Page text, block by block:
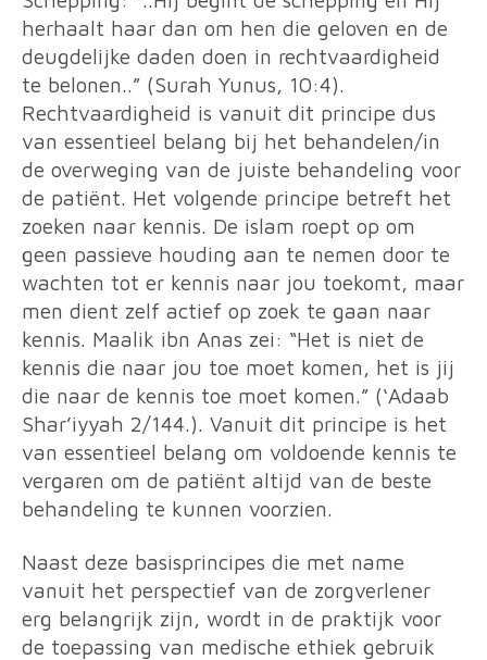
herhaalt haar dan om hen die geloven en de
deugdelijke daden doen in rechtvaardigheid
te belonen..” (Surah Yunus, 10:4).
Rechtvaardigheid is vanuit dit principe dus
van essentieel belang bij het behandelen/in
de overweging van de juiste behandeling voor
de patiënt. Het volgende principe betreft het
zoeken naar kennis. De islam roept op om
geen passieve houding aan te nemen door te
wachten tot er kennis naar jou toekomt, maar
men dient zelf actief op zoek te gaan naar
kennis. Maalik ibn Anas zei: “Het is niet de
kennis die naar jou toe moet komen, het is jij
die naar de kennis toe moet komen.” (‘Adaab
Shar’iyyah 2/144.). Vanuit dit principe is het
van essentieel belang om voldoende kennis te
vergaren om de patiënt altijd van de beste
behandeling te kunnen voorzien.
Naast deze basisprincipes die met name
vanuit het perspectief van de zorgverlener
erg belangrijk zijn, wordt in de praktijk voor
de toepassing van medische ethiek gebruik